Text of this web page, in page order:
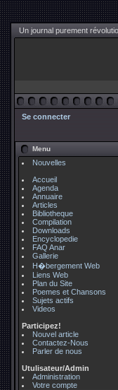
Un journal purement
Se connecter
Menu
Nouvelles
Accueil
Agenda
Annuaire
Articles
Bibliotheque
Compilation
Downloads
Encyclopedie
FAQ Anar
Gallerie
H�bergement Web
Liens Web
Plan du Site
Poemes et Chansons
Sujets actifs
Videos
Participez!
Nouvel article
Contactez-Nous
Parler de nous
Utulisateur/Admin
Administration
Votre compte